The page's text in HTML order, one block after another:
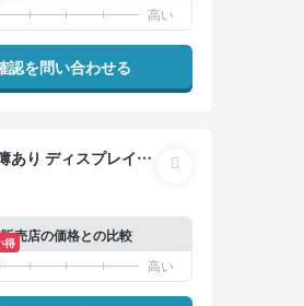
認を問い合わせる
7人乗り
売店の価格との比較
得